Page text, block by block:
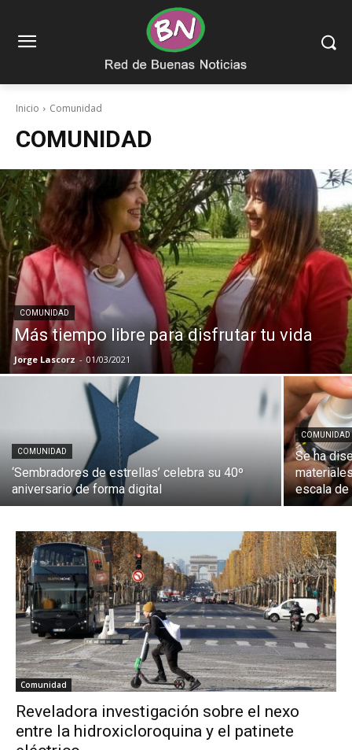
Inicio Comunidad
COMUNIDAD
COMUNIDAD
Más tiempo libre para disfrutar tu vida
Jorge Lascorz - 01/03/2021
COMUNIDAD
‘Sembradores de estrellas’ celebra su 40º
aniversario de forma digital
COMUNIDAD
Se ha
escala
Comunidad
Reveladora investigación sobre el nexo
entre la hidroxicloroquina y el patinete